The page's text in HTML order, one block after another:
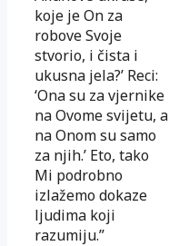
koje je On za
robove Svoje
stvorio, i čista i
ukusna jela?’ Reci:
‘Ona su za vjernike
na Ovome svijetu, a
na Onom su samo
za njih.’ Eto, tako
Mi podrobno
izlažemo dokaze
ljudima koji
razumiju.”